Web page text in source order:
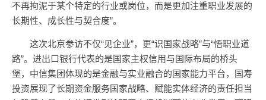
不再拘泥于某个特定的行业或岗位，而是更加注重职业发展的
长期性、成长性与契合度”。
这次北京参访不仅“见企业”，更“识国家战略”与“悟职业道
路”。进出口银行代表的是国家主权信用与国际布局的桥头
堡，中信集团体现的是金融与实业融合的国家能力平台，国寿
投资展现了长期资金服务国家战略、赋能实体经济的责任担当